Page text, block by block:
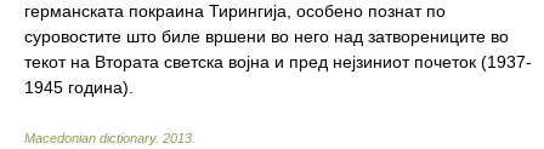
германската покраина Тирингија, особено познат по
суровостите што биле вршени во него над затворениците во
текот на Втората светска војна и пред нејзиниот почеток (1937-
1945 година).
Macedonian dictionary. 2013